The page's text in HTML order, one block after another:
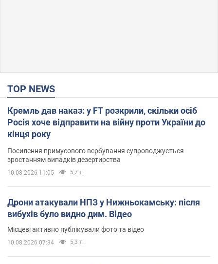
TOP NEWS
Кремль дав наказ: у FT розкрили, скільки осіб
Росія хоче відправити на війну проти України до
кінця року
Посилення примусового вербування супроводжується
зростанням випадків дезертирства
10.08.2026 11:05 5,7 т.
Дрони атакували НПЗ у Нижньокамську: після
вибухів було видно дим. Відео
Місцеві активно публікували фото та відео
10.08.2026 07:34 5,3 т.